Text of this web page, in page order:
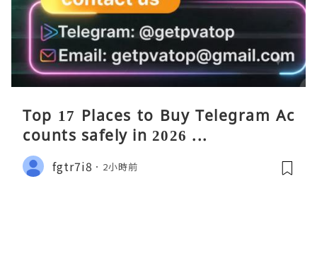
Top 17 Places to Buy Telegram Ac
counts safely in 2026 ...
fgtr7i8 2小時前